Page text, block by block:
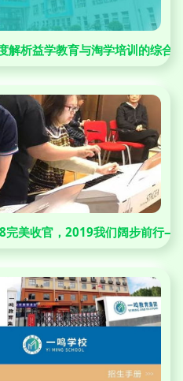
解析益学教育与淘学培训的综合
完美收官，2019我们阔步前行